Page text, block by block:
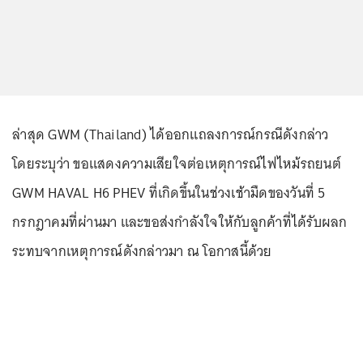
ล่าสุด GWM (Thailand) ได้ออกแถลงการณ์กรณีดังกล่าว
โดยระบุว่า ขอแสดงความเสียใจต่อเหตุการณ์ไฟไหม้รถยนต์
GWM HAVAL H6 PHEV ที่เกิดขึ้นในช่วงเช้ามืดของวันที่ 5
กรกฎาคมที่ผ่านมา และขอส่งกำลังใจให้กับลูกค้าที่ได้รับผลก
ระทบจากเหตุการณ์ดังกล่าวมา ณ โอกาสนี้ด้วย